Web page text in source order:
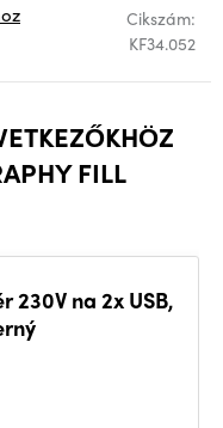
Cikszám:
KF34.052
FILL
na 2x USB,